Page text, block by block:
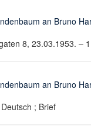
an Bruno
8, 23.03.1953. –
an Bruno
; Brief